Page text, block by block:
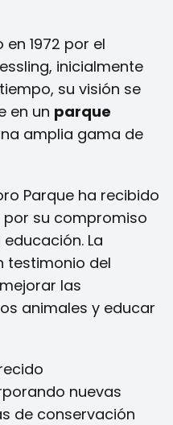
1972 por el
inicialmente
su visión se
en un parque
amplia gama de
Parque ha recibido
su compromiso
La
testimonio del
las
animales y educar
nuevas
de conservación